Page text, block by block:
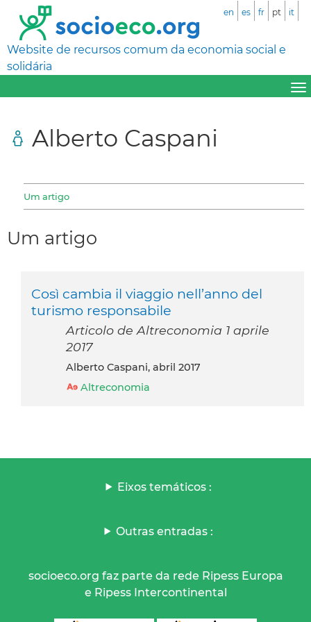
Website de recursos comum da economia social e
solidária
en es fr pt it
Alberto Caspani
Um artigo
Um artigo
Così cambia il viaggio nell’anno del
turismo responsabile
Articolo de Altreconomia 1 aprile
2017
Alberto Caspani, abril 2017
Altreconomia
Eixos temáticos :
Outras entradas :
socioeco.org faz parte da rede Ripess Europa
e Ripess Intercontinental